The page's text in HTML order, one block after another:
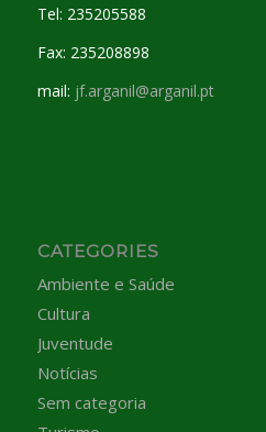
Tel: 235205588
Fax: 235208898
mail: jf.arganil@arganil.pt
CATEGORIES
Ambiente e Saúde
Cultura
Juventude
Notícias
Sem categoria